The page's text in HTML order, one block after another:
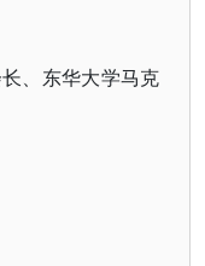
、东华大学马克